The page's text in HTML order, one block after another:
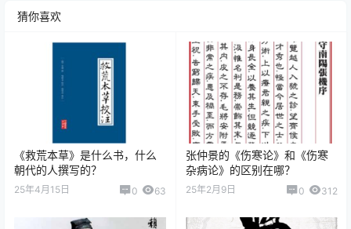
猜你喜欢
《救荒本草》是什么书，什么
朝代的人撰写的？
25年4月15日 0 63
张仲景的《伤寒论》和《伤寒
杂病论》的区别在哪？
25年2月9日 0 312